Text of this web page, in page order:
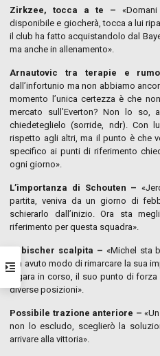
Zirkzee, tocca a te –
disponibile e giocherà, tocca a lui
il club ha fatto acquistandolo dal
ma anche in allenamento».
Arnautovic tra terapie e
dall’infortunio ma non abbiamo
momento l’unica certezza è che
mercato sull’Everton? Non lo
chiedeteglielo (sorride, ndr). Con
rispetto agli altri, ma il punto è che
specifico ai punti di riferimento
ogni giorno».
L’importanza di Schouten –
partita, veniva da un giorno di
schierarlo dall’inizio. Ora sta
riferimento per questa squadra».
Aebischer scalpita – «Michel sta
già avuto modo di rimarcare la sua
a gara in corso, il suo punto di
diverse posizioni».
Possibile trazione anteriore –
non lo escludo, sceglierò la
arrivare alla vittoria».